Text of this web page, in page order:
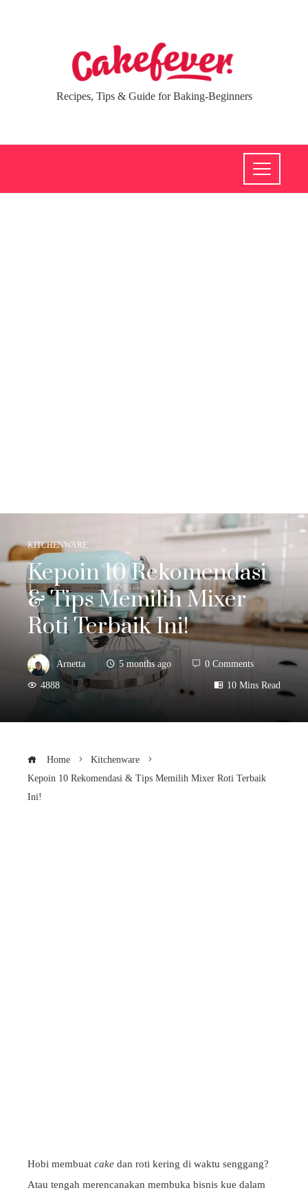
Recipes, Tips & Guide for Baking-Beginners
KITCHENWARE
Kepoin 10 Rekomendasi
& Tips Memilih Mixer
Roti Terbaik Ini!
Arnetta 5 months ago 0 Comments
4888 10 Mins Read
Home
Kitchenware
Kepoin 10 Rekomendasi & Tips Memilih Mixer Roti Terbaik
Ini!
Hobi membuat cake dan roti kering di waktu senggang?
Atau tengah merencanakan membuka bisnis kue dalam